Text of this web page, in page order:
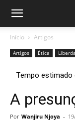
Início Artigos
Artigos Ética
A
Por Wanjiru Njoya -